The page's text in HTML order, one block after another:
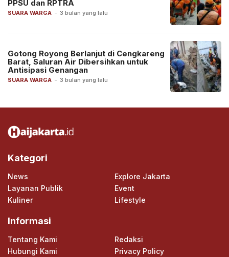
SUARA WARGA - 3 bulan yang lalu
PPSU dan RPTRA
SUARA WARGA - 3 bulan yang lalu
Gotong Royong Berlanjut di Cengkareng
Barat, Saluran Air Dibersihkan untuk
Antisipasi Genangan
Kategori
News
Explore Jakarta
Layanan Publik
Event
Kuliner
Lifestyle
Informasi
Tentang Kami
Redaksi
Hubungi Kami
Privacy Policy